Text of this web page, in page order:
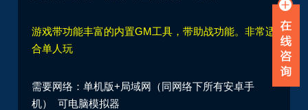
游戏带功能丰富的内置GM工具，带助战功能。非常适
合单人玩
需要网络：单机版+局域网（同网络下所有安卓手
机） 可电脑模拟器